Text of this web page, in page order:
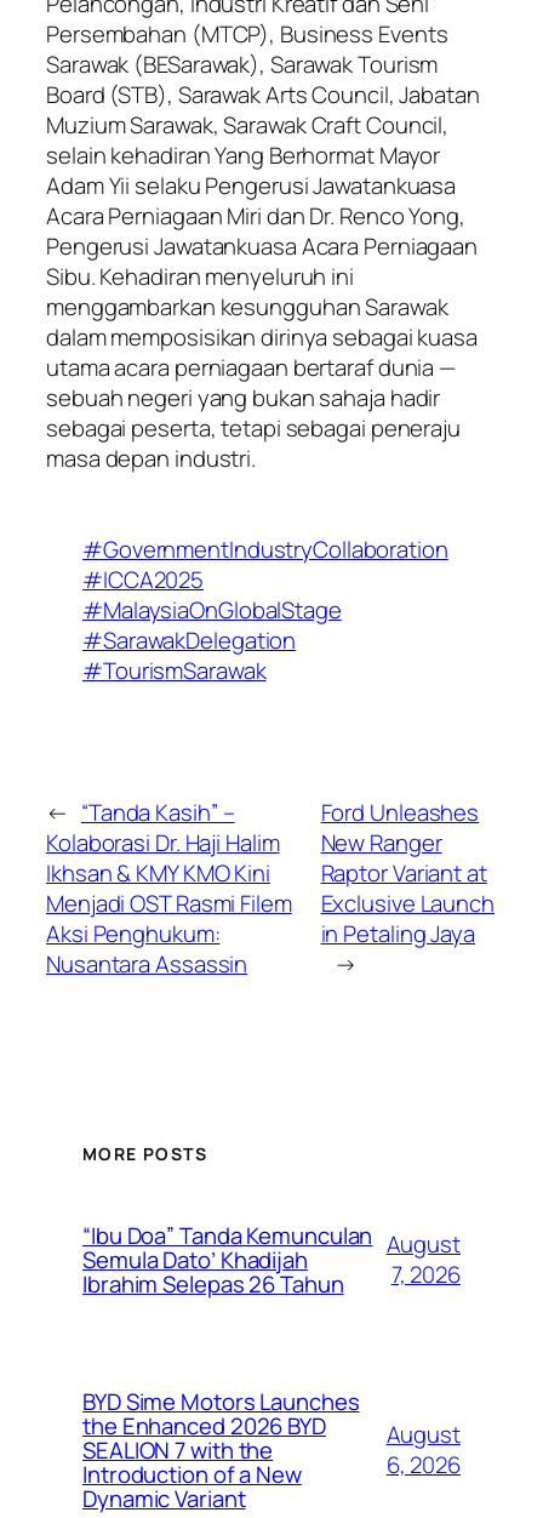
Persembahan (MTCP), Business Events
Sarawak (BESarawak), Sarawak Tourism
Board (STB), Sarawak Arts Council, Jabatan
Muzium Sarawak, Sarawak Craft Council,
selain kehadiran Yang Berhormat Mayor
Adam Yii selaku Pengerusi Jawatankuasa
Acara Perniagaan Miri dan Dr. Renco Yong,
Pengerusi Jawatankuasa Acara Perniagaan
Sibu. Kehadiran menyeluruh ini
menggambarkan kesungguhan Sarawak
dalam memposisikan dirinya sebagai kuasa
utama acara perniagaan bertaraf dunia —
sebuah negeri yang bukan sahaja hadir
sebagai peserta, tetapi sebagai peneraju
masa depan industri.
#GovernmentIndustryCollaboration
#ICCA2025
#MalaysiaOnGlobalStage
#SarawakDelegation
#TourismSarawak
← “Tanda Kasih” –
Kolaborasi Dr. Haji Halim
Ikhsan & KMY KMO Kini
Menjadi OST Rasmi Filem
Aksi Penghukum:
Nusantara Assassin
Ford Unleashes
New Ranger
Raptor Variant at
Exclusive Launch
in Petaling Jaya
→
MORE POSTS
“Ibu Doa” Tanda Kemunculan
Semula Dato’ Khadijah
Ibrahim Selepas 26 Tahun
August
7, 2026
BYD Sime Motors Launches
the Enhanced 2026 BYD
SEALION 7 with the
Introduction of a New
Dynamic Variant
August
6, 2026